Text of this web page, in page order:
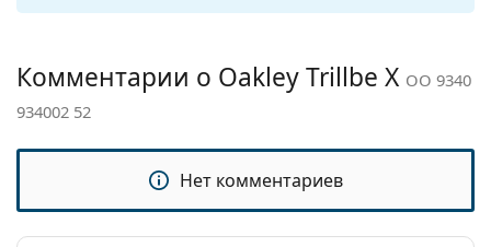
чистки:
Пол:
Мужские
Категория:
Бренд:
Oakley
Использование:
Спорт:
Туризм
Комментарии о Oakley Trillbe X OO 9340
934002 52
Нет комментариев